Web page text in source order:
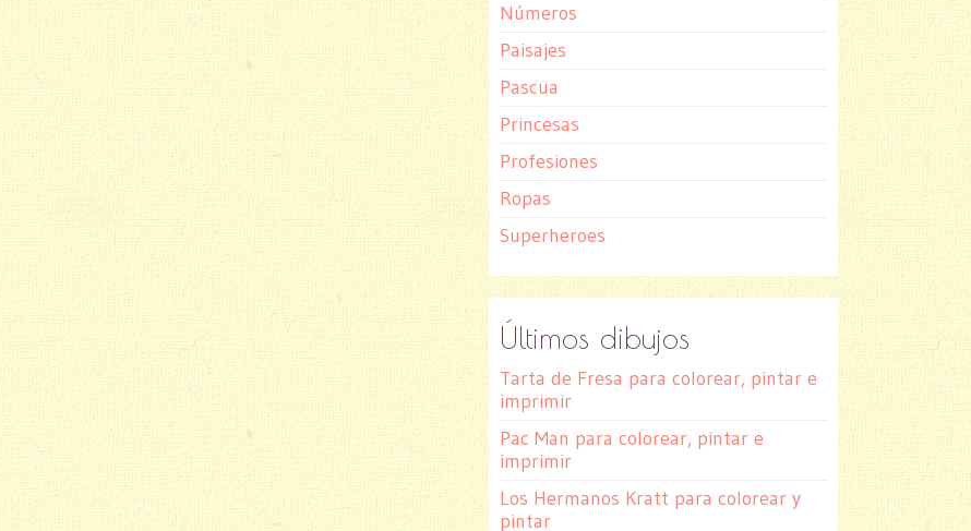
Números
Paisajes
Pascua
Princesas
Profesiones
Ropas
Superheroes
Últimos dibujos
Tarta de Fresa para colorear, pintar e
imprimir
Pac Man para colorear, pintar e
imprimir
Los Hermanos Kratt para colorear y
pintar